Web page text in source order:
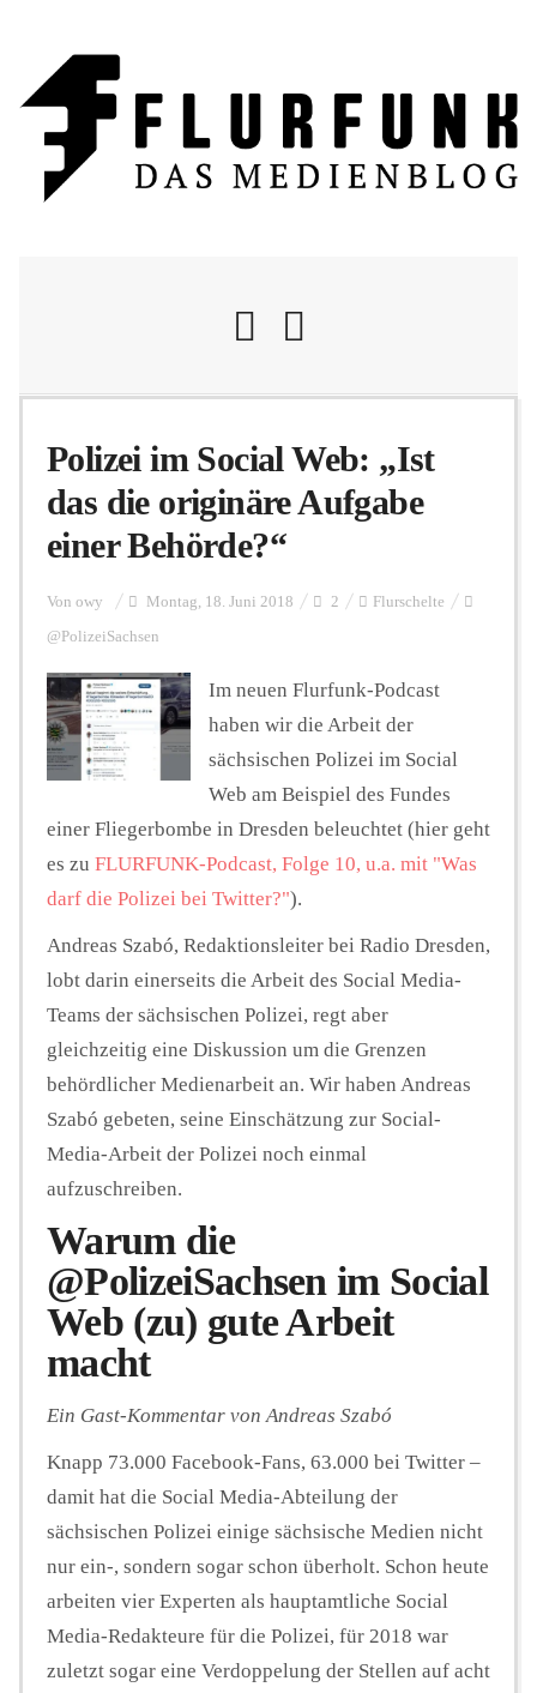
Nachrichten
Flurschelte
Personalien
Hintergrund
FUNKTURM-Beiträge
Podcast
Seminare
Unterstützen
Polizei im Social Web: „Ist
das die originäre Aufgabe
einer Behörde?“
Von owy Montag, 18. Juni 2018 2 Flurschelte
@PolizeiSachsen
Im neuen Flurfunk-Podcast
haben wir die Arbeit der
sächsischen Polizei im Social
Web am Beispiel des Fundes
einer Fliegerbombe in Dresden beleuchtet (hier geht
es zu FLURFUNK-Podcast, Folge 10, u.a. mit "Was
darf die Polizei bei Twitter?").
Andreas Szabó, Redaktionsleiter bei Radio Dresden,
lobt darin einerseits die Arbeit des Social Media-
Teams der sächsischen Polizei, regt aber
gleichzeitig eine Diskussion um die Grenzen
behördlicher Medienarbeit an. Wir haben Andreas
Szabó gebeten, seine Einschätzung zur Social-
Media-Arbeit der Polizei noch einmal
aufzuschreiben.
Warum die
@PolizeiSachsen im Social
Web (zu) gute Arbeit
macht
Ein Gast-Kommentar von Andreas Szabó
Knapp 73.000 Facebook-Fans, 63.000 bei Twitter –
damit hat die Social Media-Abteilung der
sächsischen Polizei einige sächsische Medien nicht
nur ein-, sondern sogar schon überholt. Schon heute
arbeiten vier Experten als hauptamtliche Social
Media-Redakteure für die Polizei, für 2018 war
zuletzt sogar eine Verdoppelung der Stellen auf acht